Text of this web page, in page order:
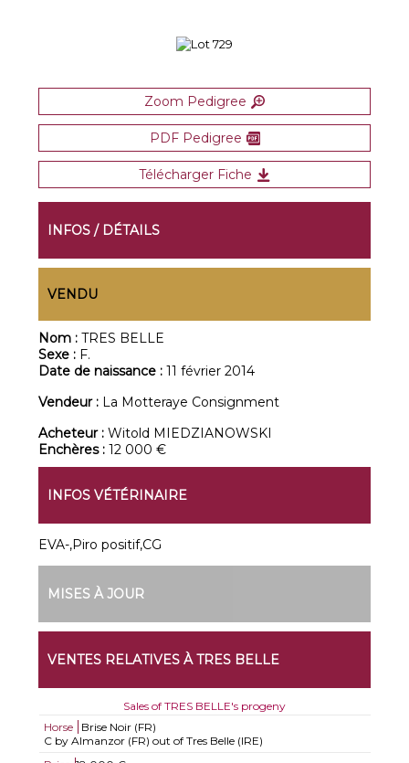
Zoom Pedigree
PDF Pedigree
Télécharger Fiche
INFOS / DÉTAILS
VENDU
Nom :TRES BELLE
Sexe : F.
Date de naissance :11 février 2014
Vendeur : La Motteraye Consignment
Acheteur :Witold MIEDZIANOWSKI
Enchères :12 000 €
INFOS VÉTÉRINAIRE
EVA-,Piro positif,CG
MISES À JOUR
VENTES RELATIVES À TRES BELLE
Sales of TRES BELLE's progeny
Horse
Brise Noir (FR)
C by Almanzor (FR) out of Tres Belle (IRE)